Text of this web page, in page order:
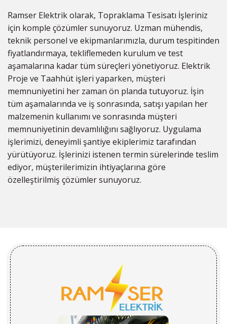
Ramser Elektrik olarak, Topraklama Tesisatı İşleriniz
için komple çözümler sunuyoruz. Uzman mühendis,
teknik personel ve ekipmanlarımızla, durum tespitinden
fiyatlandırmaya, tekliflemeden kurulum ve test
aşamalarına kadar tüm süreçleri yönetiyoruz. Elektrik
Proje ve Taahhüt işleri yaparken, müşteri
memnuniyetini her zaman ön planda tutuyoruz. İşin
tüm aşamalarında ve iş sonrasında, satışı yapılan her
malzemenin kullanımı ve sonrasında müşteri
memnuniyetinin devamlılığını sağlıyoruz. Uygulama
işlerimizi, deneyimli şantiye ekiplerimiz tarafından
yürütüyoruz. İşlerinizi istenen termin sürelerinde teslim
ediyor, müşterilerimizin ihtiyaçlarına göre
özelleştirilmiş çözümler sunuyoruz.